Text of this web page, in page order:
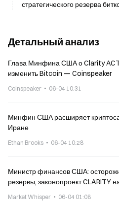
стратегического резерва
Детальный анализ
Глава Минфина США о Clarity
изменить Bitcoin — Coinspeaker
Coinspeaker 06-04 10:31
Минфин США расширяет
Иране
Ethan Brooks 06-04 10:28
Министр финансов США:
резервы, законопроект CLARITY
Market Whisper 06-04 01:08